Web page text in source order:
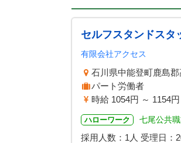
セルフスタンドスタ
有限会社アクセス
石川県中能登町鹿島
パート労働者
時給 1054円 ～ 1154円
ハローワーク 七尾公共
採用人数：1人 受理日：